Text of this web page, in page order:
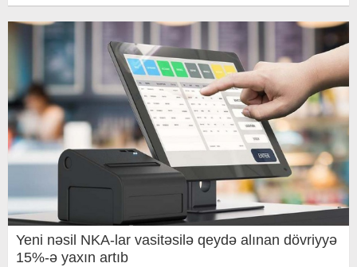
Yeni nəsil NKA-lar vasitəsilə qeydə alınan dövriyyə
15%-ə yaxın artıb